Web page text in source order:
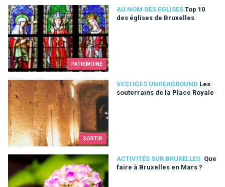
PATRIMOINE
AU NOM DES EGLISES Top 10
des églises de Bruxelles
Top 10 des églises de Bruxelles
SORTIR
VESTIGES UNDERGROUND Les
souterrains de la Place Royale
Les souterrains de la Place Royale
ACTIVITÉS SUR BRUXELLES. Que
faire à Bruxelles en Mars ?
Que faire à Bruxelles en Mars ?